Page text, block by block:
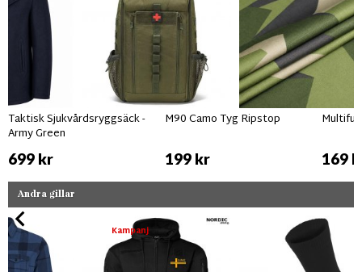
Taktisk Sjukvårdsryggsäck -
Army Green
699 kr
M90 Camo Tyg Ripstop
199 kr 169
Andra gillar
Kampanj